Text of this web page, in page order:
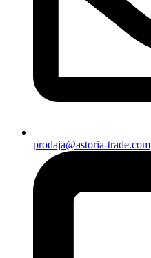
prodaja@astoria-trade.com